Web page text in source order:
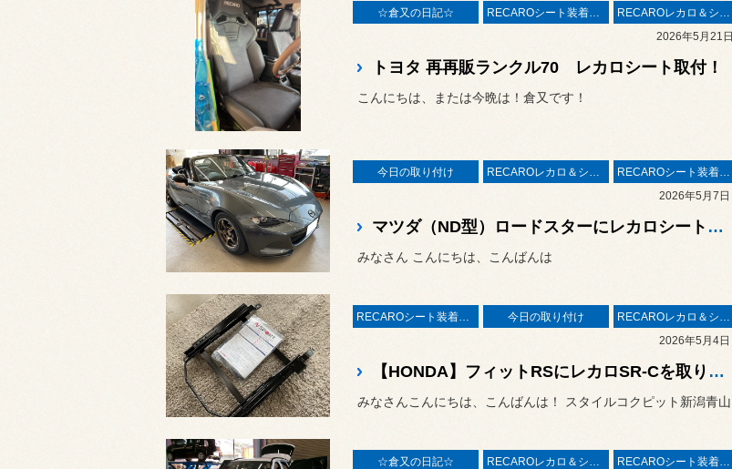
☆倉又の日記☆ RECAROシート装着事例
RECAROレカロ＆シート関連
2026年5月21日
トヨタ 再再販ランクル70 レカロシート取付！
こんにちは、または今晩は！倉又です！
今日の取り付け RECAROレカロ＆シート関連
RECAROシート装着事例
2026年5月7日
マツダ（ND型）ロードスターにレカロシートRCS取り付け！とステアリング交換！
みなさん こんにちは、こんばんは
RECAROシート装着事例 今日の取り付け
RECAROレカロ＆シート関連
2026年5月4日
【HONDA】フィットRSにレカロSR-Cを取り付け！ロードスターにCABANAシートカバーを取り付け！
☆倉又の日記☆ RECAROレカロ＆シート関連
RECAROシート装着事例